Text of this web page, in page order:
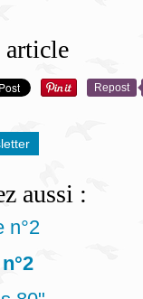
article
Repost
aussi :